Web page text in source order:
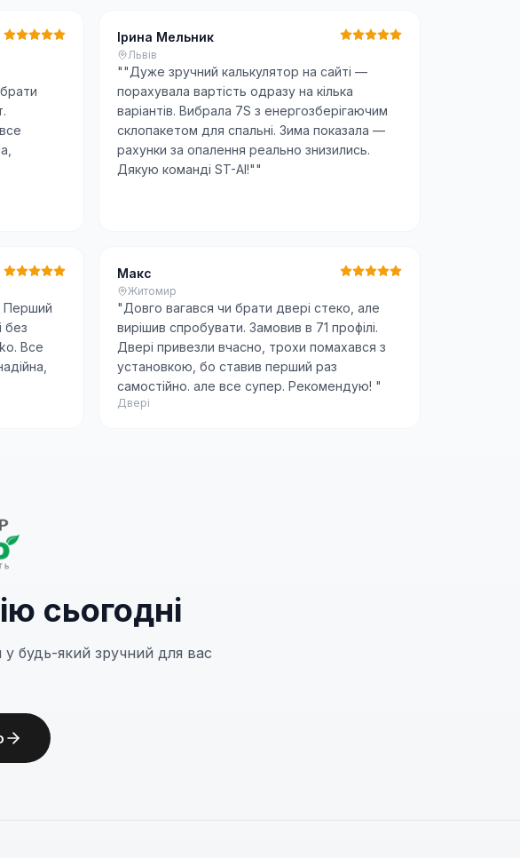
Ірина Мельник
Львів
""Дуже зручний калькулятор на сайті —
порахувала вартість одразу на кілька
варіантів. Вибрала 7S з енергозберігаючим
склопакетом для спальні. Зима показала —
рахунки за опалення реально знизились.
Дякую команді ST-AI!""
Перший
без
Все
Макс
Житомир
"Довго вагався чи брати двері стеко, але
вирішив спробувати. Замовив в 71 профілі.
Двері привезли вчасно, трохи помахався з
установкою, бо ставив перший раз
самостійно. але все супер. Рекомендую! "
Двері
сьогодні
будь-який зручний для вас